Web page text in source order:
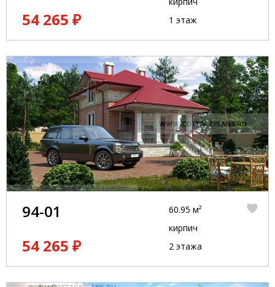
54 265 ₽
1 этаж
94-01
54 265 ₽
60.95 м²
кирпич
2 этажа